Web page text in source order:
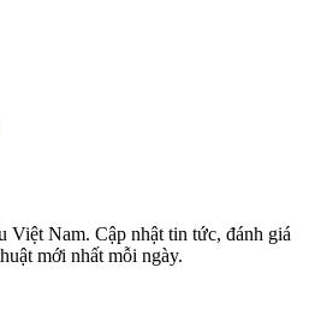
Việt Nam. Cập nhật tin tức, đánh giá
mới nhất mỗi ngày.